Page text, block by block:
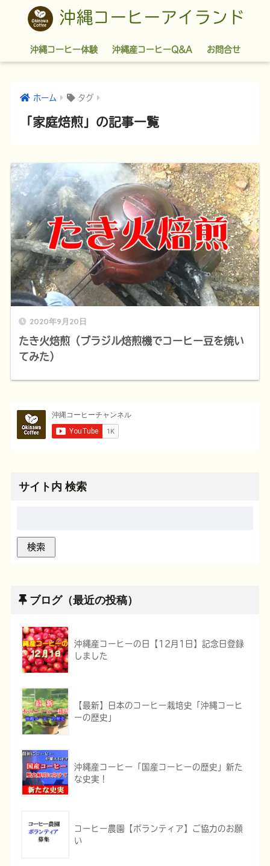
沖縄コーヒーアイランド
沖縄コーヒー体験 沖縄産コーヒーQ&A お問合せ
ホーム タグ
「家庭焙煎」の記事一覧
2020年9月20日
たき火焙煎（ブラジル焙煎機でコーヒー豆を焼い
てみた）
サイト内 検索
ブログ（最近の投稿）
沖縄産コーヒーの日【12月1日】記念日登録
しました
【最新】日本のコーヒー栽培史「沖縄コーヒ
ーの歴史」
沖縄産コーヒー「国産コーヒーの歴史」新た
な史実！
コーヒー農園【ボランティア】ご協力のお願
い